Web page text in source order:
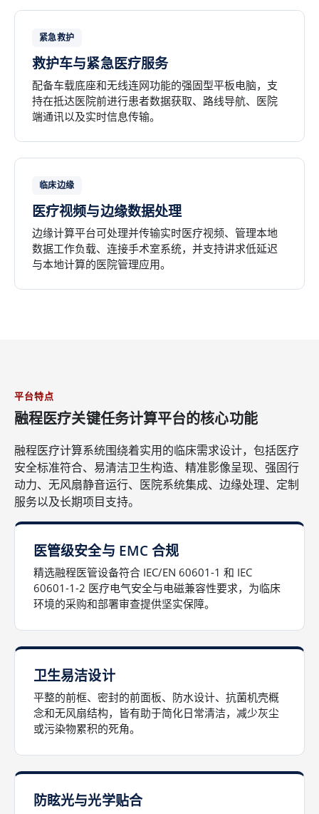
紧急救护
救护车与紧急医疗服务
配备车载底座和无线连网功能的强固型平板电脑，支
持在抵达医院前进行患者数据获取、路线导航、医院
端通讯以及实时信息传输。
临床边缘
医疗视频与边缘数据处理
边缘计算平台可处理并传输实时医疗视频、管理本地
数据工作负载、连接手术室系统，并支持讲求低延迟
与本地计算的医院管理应用。
平台特点
融程医疗关键任务计算平台的核心功能
融程医疗计算系统围绕着实用的临床需求设计，包括医疗
安全标准符合、易清洁卫生构造、精准影像呈现、强固行
动力、无风扇静音运行、医院系统集成、边缘处理、定制
服务以及长期项目支持。
医管级安全与 EMC 合规
精选融程医管设备符合 IEC/EN 60601-1 和 IEC
60601-1-2 医疗电气安全与电磁兼容性要求，为临床
环境的采购和部署审查提供坚实保障。
卫生易洁设计
平整的前框、密封的前面板、防水设计、抗菌机壳概
念和无风扇结构，皆有助于简化日常清洁，减少灰尘
或污染物累积的死角。
防眩光与光学贴合